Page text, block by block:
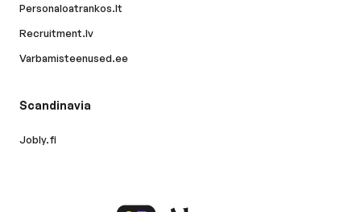
Personaloatrankos.lt
Recruitment.lv
Varbamisteenused.ee
Scandinavia
Jobly.fi